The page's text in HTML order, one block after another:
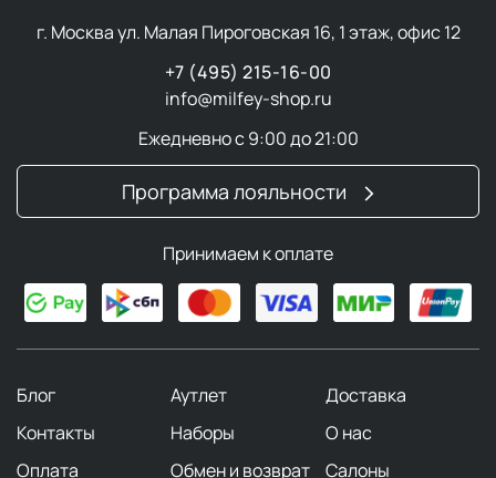
г. Москва ул. Малая Пироговская 16, 1 этаж, офис 12
+7 (495) 215-16-00
info@milfey-shop.ru
Ежедневно с 9:00 до 21:00
Программа лояльности
Принимаем к оплате
Блог Аутлет
Доставка
Контакты
Наборы
О нас
Оплата
Обмен и возврат Салоны